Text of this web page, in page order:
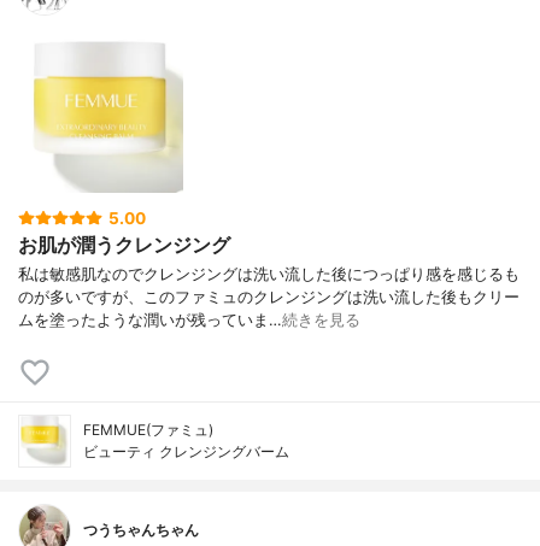
5.00
お肌が潤うクレンジング
私は敏感肌なのでクレンジングは洗い流した後につっぱり感を感じるも
のが多いですが、このファミュのクレンジングは洗い流した後もクリー
ムを塗ったような潤いが残っていま…続きを見る
FEMMUE(ファミュ)
ビューティ クレンジングバーム
つうちゃんちゃん